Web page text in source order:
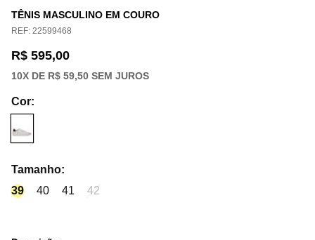
TÊNIS MASCULINO EM COURO
REF: 22599468
R$ 595,00
10X DE R$ 59,50 SEM JUROS
Cor:
Tamanho:
39
40 41 42